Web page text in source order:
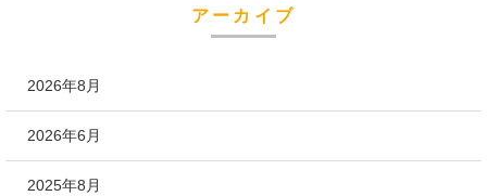
アーカイブ
2026年8月
2026年6月
2025年8月